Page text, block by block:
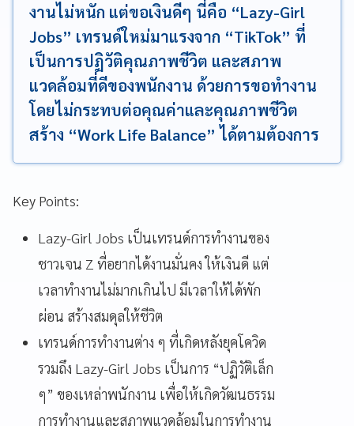
งานไม่หนัก แต่ขอเงินดีๆ นี่คือ “Lazy-Girl
Jobs” เทรนด์ใหม่มาแรงจาก “TikTok” ที่
เป็นการปฏิวัติคุณภาพชีวิต และสภาพ
แวดล้อมที่ดีของพนักงาน ด้วยการขอทำงาน
โดยไม่กระทบต่อคุณค่าและคุณภาพชีวิต
สร้าง “Work Life Balance” ได้ตามต้องการ
Key Points:
Lazy-Girl Jobs เป็นเทรนด์การทำงานของ
ชาวเจน Z ที่อยากได้งานมั่นคง ให้เงินดี แต่
เวลาทำงานไม่มากเกินไป มีเวลาให้ได้พัก
ผ่อน สร้างสมดุลให้ชีวิต
เทรนด์การทำงานต่าง ๆ ที่เกิดหลังยุคโควิด
รวมถึง Lazy-Girl Jobs เป็นการ “ปฏิวัติเล็ก
ๆ” ของเหล่าพนักงาน เพื่อให้เกิดวัฒนธรรม
การทำงานและสภาพแวดล้อมในการทำงาน